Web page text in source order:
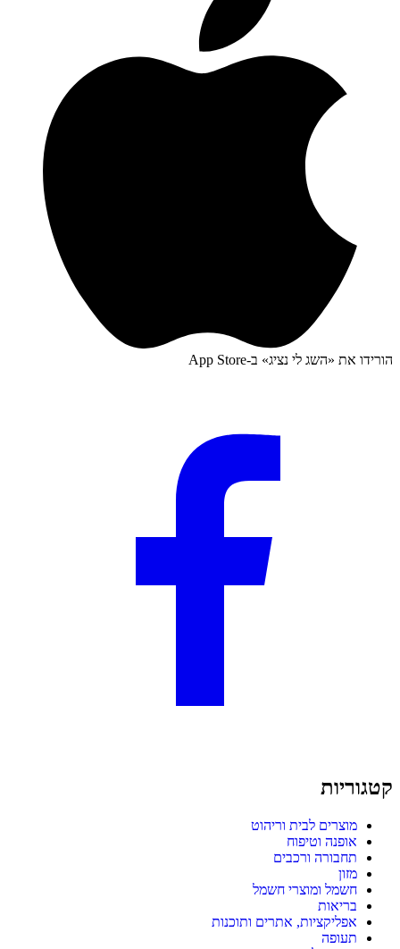
הורידו את «השג לי נציג» ב-App Store
קטגוריות
מוצרים לבית וריהוט
אופנה וטיפוח
תחבורה ורכבים
מזון
חשמל ומוצרי חשמל
בריאות
אפליקציות, אתרים ותוכנות
תעופה